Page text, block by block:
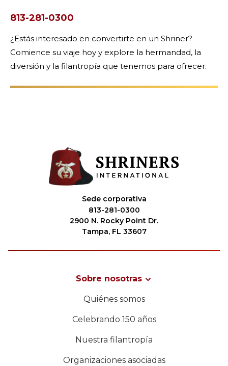
813-281-0300
¿Estás interesado en convertirte en un Shriner?
Comience su viaje hoy y explore la hermandad, la
diversión y la filantropía que tenemos para ofrecer.
Sede corporativa
813-281-0300
2900 N. Rocky Point Dr.
Tampa, FL 33607
Sobre nosotras
Quiénes somos
Celebrando 150 años
Nuestra filantropía
Organizaciones asociadas